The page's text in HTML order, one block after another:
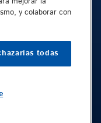
All rights reserved.
y colaborar con
todas